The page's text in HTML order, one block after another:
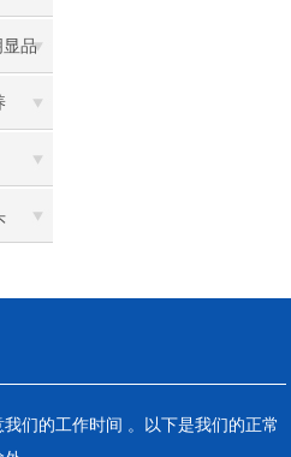
显品
们的工作时间 。以下是我们的正常